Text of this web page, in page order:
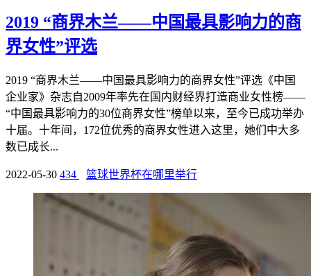
2019 “商界木兰——中国最具影响力的商
界女性”评选
2019 “商界木兰——中国最具影响力的商界女性”评选《中国
企业家》杂志自2009年率先在国内财经界打造商业女性榜——
“中国最具影响力的30位商界女性”榜单以来，至今已成功举办
十届。十年间，172位优秀的商界女性进入这里，她们中大多
数已成长...
2022-05-30 434 篮球世界杯在哪里举行